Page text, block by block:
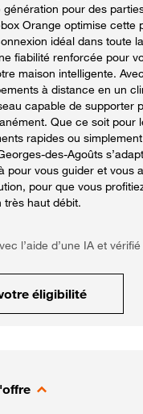
génération pour des
Orange optimise cette
idéal dans toute
fiabilité renforcée pour
maison intelligente.
à distance en un
capable de supporter
Que ce soit pour
rapides ou
des-Agoûts
pour vous guider et vous
pour que vous
très haut débit.
l’aide d’une IA et
éligibilité